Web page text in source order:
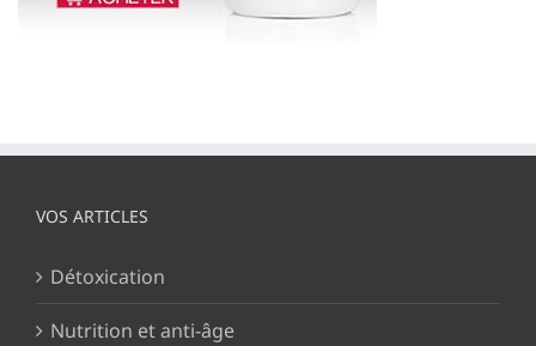
VOS ARTICLES
Détoxication
Nutrition et anti-âge